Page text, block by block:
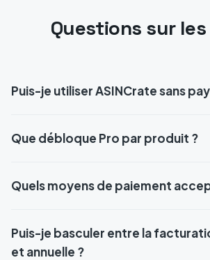
Questions sur
Puis-je utiliser ASINCrate sans
Que débloque Pro par produit ?
Quels moyens de paiement
Puis-je basculer entre la
et annuelle ?